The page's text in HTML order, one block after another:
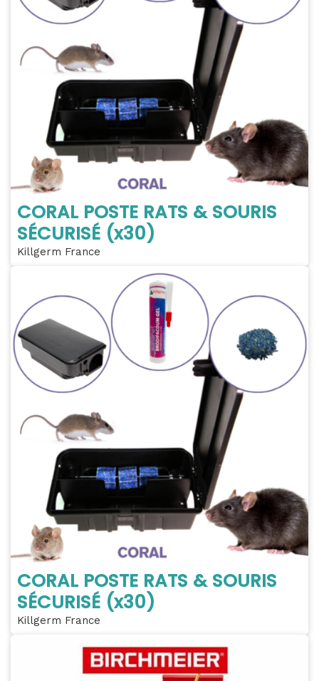
CORAL POSTE RATS & SOURIS
SÉCURISÉ (x30)
Killgerm France
CORAL POSTE RATS & SOURIS
SÉCURISÉ (x30)
Killgerm France